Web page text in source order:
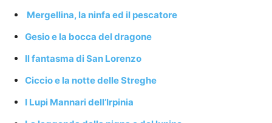
Mergellina, la ninfa ed il pescatore
Gesio e la bocca del dragone
Il fantasma di San Lorenzo
Ciccio e la notte delle Streghe
I Lupi Mannari dell’Irpinia